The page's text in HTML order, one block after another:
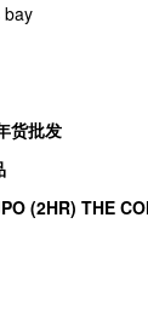
bay
货批发
(2HR) THE